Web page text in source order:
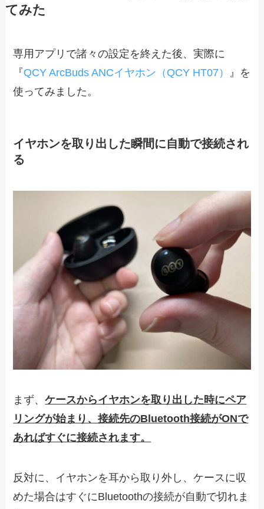
てみた
専用アプリで諸々の設定を終えた後、実際に
『QCY ArcBuds ANCイヤホン（QCY HT07）
』を
使ってみました。
イヤホンを取り出した瞬間に自動で接続され
る
まず、ケースからイヤホンを取り出した時にペア
リングが始まり、接続先のBluetooth接続がONで
あればすぐに接続されます。
反対に、イヤホンを耳から取り外し、ケースに収
めた場合はすぐにBluetoothの接続が自動で切れま